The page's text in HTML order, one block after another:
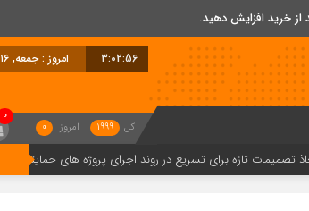
خرید افزایش دهید.
3:02:57 امروز : جمعه, ۱۶ مرداد , ۱۴۰۵
کل 1999 امروز 0
0
برای تسریع در روند اجرای پروژه های حمایتی مسکن استان تهران